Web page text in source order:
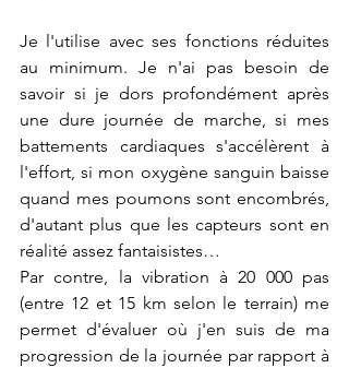
Je l'utilise avec ses fonctions réduites
au minimum. Je n'ai pas besoin de
savoir si je dors profondément après
une dure journée de marche, si mes
battements cardiaques s'accélèrent à
l'effort, si mon oxygène sanguin baisse
quand mes poumons sont encombrés,
d'autant plus que les capteurs sont en
réalité assez fantaisistes…
Par contre, la vibration à 20 000 pas
(entre 12 et 15 km selon le terrain) me
permet d'évaluer où j'en suis de ma
progression de la journée par rapport à